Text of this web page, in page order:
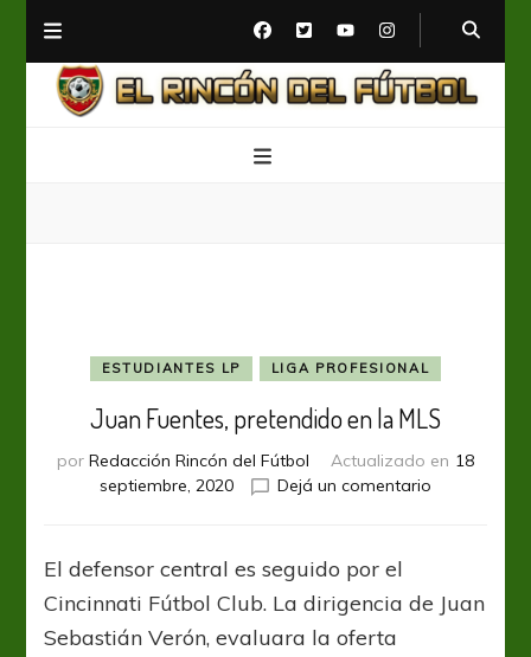
ESTUDIANTES LP LIGA PROFESIONAL
Juan Fuentes, pretendido en la MLS
por Redacción Rincón del Fútbol Actualizado en 18
septiembre, 2020
Dejá un comentario
la
El defensor central es seguido por el
Cincinnati Fútbol Club. La dirigencia de Juan
Sebastián Verón, evaluara la oferta